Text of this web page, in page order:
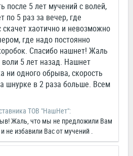
после 5 лет мучений с волей,
по 5 раз за вечер, где
скачет хаотично и невозможно
где надо постоянно
Спасибо нашнет! Жаль
воли 5 лет назад. Нашнет
ни одного обрыва, скорость
шнурке в 2 раза больше. Всем
ТОВ "НашНет":
Жаль, что мы не предложили Вам
не избавили Вас от мучений .